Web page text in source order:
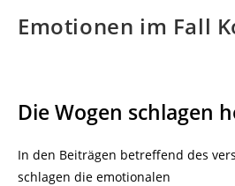
Emotionen im Fall
Die Wogen schlagen
In den Beiträgen betreffend des
schlagen die emotionalen